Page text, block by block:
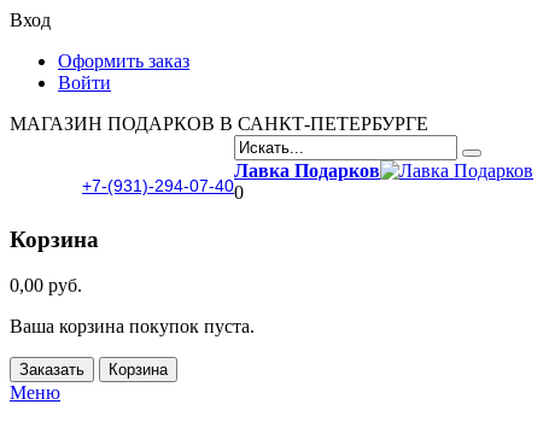
Вход
Оформить заказ
Войти
МАГАЗИН ПОДАРКОВ В САНКТ-ПЕТЕРБУРГЕ
+7-(931)-294-07-40
Лавка Подарков
0
Корзина
0,00 руб.
Ваша корзина покупок пуста.
Заказать Корзина
Меню